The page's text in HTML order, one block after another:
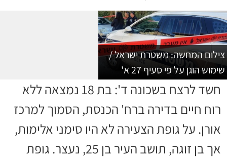
צילום המחשה: משטרת ישראל /
שימוש הוגן על פי סעיף 27 א'
חשד לרצח בשכונה ד': בת 18 נמצאה ללא
רוח חיים בדירה ברח' הכנסת, הסמוך למרכז
אורן. על גופת הצעירה לא היו סימני אלימות,
אך בן זוגה, תושב העיר בן 25, נעצר. גופת